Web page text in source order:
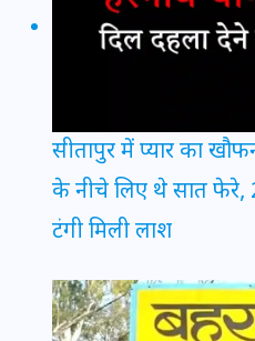
सीतापुर में प्यार का
के नीचे लिए थे सात फेरे,
टंगी मिली लाश